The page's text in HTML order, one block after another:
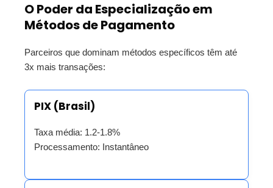
O Poder da Especialização em
Métodos de Pagamento
Parceiros que dominam métodos específicos têm até
3x mais transações:
PIX (Brasil)
Taxa média: 1.2-1.8%
Processamento: Instantâneo